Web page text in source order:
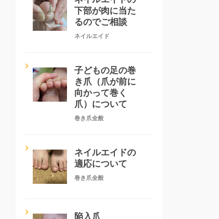
下部が肉に当た
るのでご相談
ネイルエイド
子どもの足の巻
き爪（爪が前に
向かって巻く
爪）について
巻き爪全般
ネイルエイドの
適応について
巻き爪全般
陥入爪